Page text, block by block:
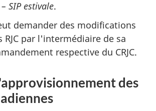
SIP estivale.
demander des modifications
RJC par l'intermédiaire de sa
respective du CRJC.
des